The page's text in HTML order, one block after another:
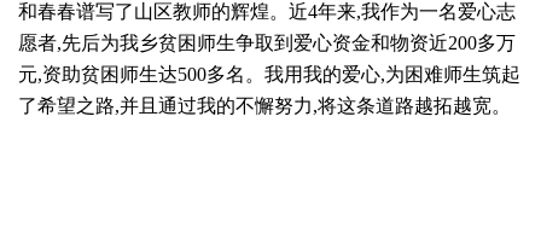
和春春谱写了山区教师的辉煌。近4年来,我作为一名爱心志
愿者,先后为我乡贫困师生争取到爱心资金和物资近200多万
元,资助贫困师生达500多名。我用我的爱心,为困难师生筑起
了希望之路,并且通过我的不懈努力,将这条道路越拓越宽。